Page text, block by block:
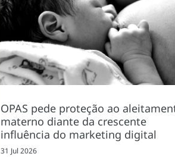
OPAS pede proteção ao
materno diante da crescente
influência do marketing digital
31 Jul 2026